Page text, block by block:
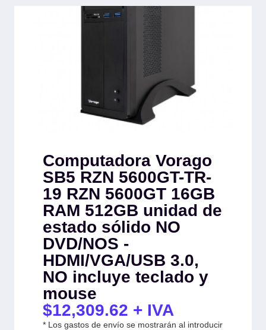
Computadora Vorago
SB5 RZN 5600GT-TR-
19 RZN 5600GT 16GB
RAM 512GB unidad de
estado sólido NO
DVD/NOS -
HDMI/VGA/USB 3.0,
NO incluye teclado y
mouse
$12,309.62 + IVA
* Los gastos de envío se mostrarán al introducir